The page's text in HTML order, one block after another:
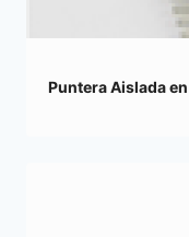
Puntera Aislada